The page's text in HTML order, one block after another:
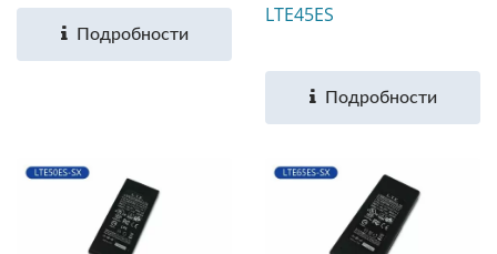
Подробности
LTE45ES
Подробности